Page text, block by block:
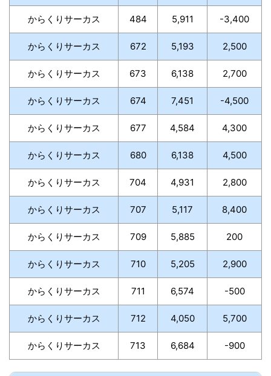
からくりサーカス 484 5,911 -3,400
からくりサーカス 672 5,193 2,500
からくりサーカス 673 6,138 2,700
からくりサーカス 674 7,451 -4,500
からくりサーカス 677 4,584 4,300
からくりサーカス 680 6,138 4,500
からくりサーカス 704 4,931 2,800
からくりサーカス 707 5,117 8,400
からくりサーカス 709 5,885 200
からくりサーカス 710 5,205 2,900
からくりサーカス 711 6,574 -500
からくりサーカス 712 4,050 5,700
からくりサーカス 713 6,684 -900